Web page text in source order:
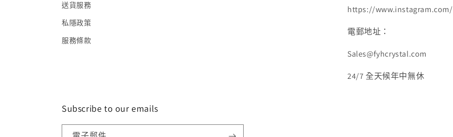
送貨服務
私隱政策
服務條款
https://
電郵地址：
Sales@fyhcrystal.com
24/7 全天候年中無休
Subscribe to our emails